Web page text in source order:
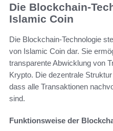
Die Blockchain-
Islamic Coin
Die Blockchain-Technologie
von Islamic Coin dar. Sie
transparente Abwicklung von
Krypto. Die dezentrale
dass alle Transaktionen
sind.
Funktionsweise der